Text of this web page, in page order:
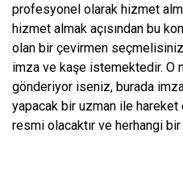
profesyonel olarak hizmet
hizmet almak açısından bu
olan bir çevirmen
imza ve kaşe istemektedir. O
gönderiyor iseniz, burada
yapacak bir uzman ile
resmi olacaktır ve herhangi